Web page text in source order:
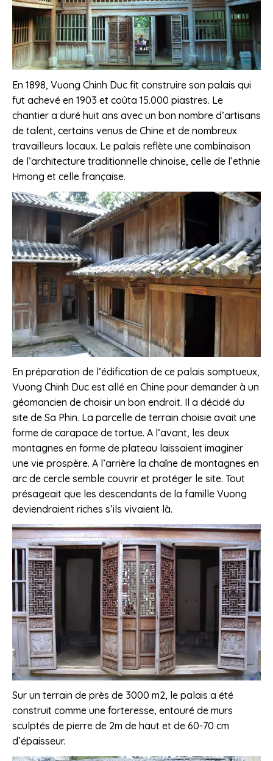
En 1898, Vuong Chinh Duc fit construire son palais qui
fut achevé en 1903 et coûta 15.000 piastres. Le
chantier a duré huit ans avec un bon nombre d’artisans
de talent, certains venus de Chine et de nombreux
travailleurs locaux. Le palais reflète une combinaison
de l’architecture traditionnelle chinoise, celle de l’ethnie
Hmong et celle française.
En préparation de l’édification de ce palais somptueux,
Vuong Chinh Duc est allé en Chine pour demander à un
géomancien de choisir un bon endroit. Il a décidé du
site de Sa Phin. La parcelle de terrain choisie avait une
forme de carapace de tortue. A l’avant, les deux
montagnes en forme de plateau laissaient imaginer
une vie prospère. A l’arrière la chaîne de montagnes en
arc de cercle semble couvrir et protéger le site. Tout
présageait que les descendants de la famille Vuong
deviendraient riches s’ils vivaient là.
Sur un terrain de près de 3000 m2, le palais a été
construit comme une forteresse, entouré de murs
sculptés de pierre de 2m de haut et de 60-70 cm
d’épaisseur.